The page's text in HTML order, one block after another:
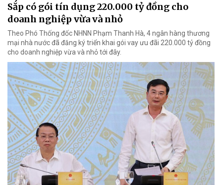
Sắp có gói tín dụng 220.000 tỷ đồng cho
doanh nghiệp vừa và nhỏ
Theo Phó Thống đốc NHNN Phạm Thanh Hà, 4 ngân hàng thương
mại nhà nước đã đăng ký triển khai gói vay ưu đãi 220.000 tỷ đồng
cho doanh nghiệp vừa và nhỏ tới đây.